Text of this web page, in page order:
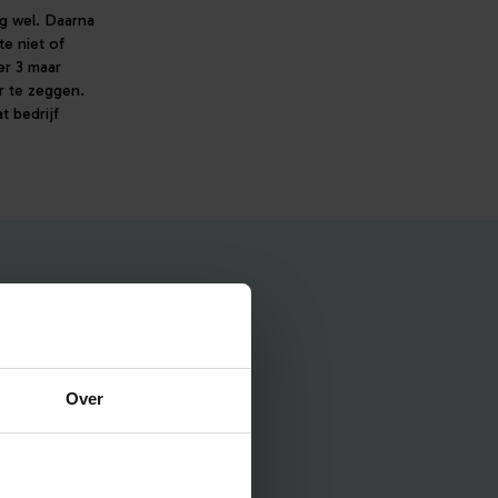
Over
wel. Daarna
niet of
3 maar
te zeggen.
bedrijf